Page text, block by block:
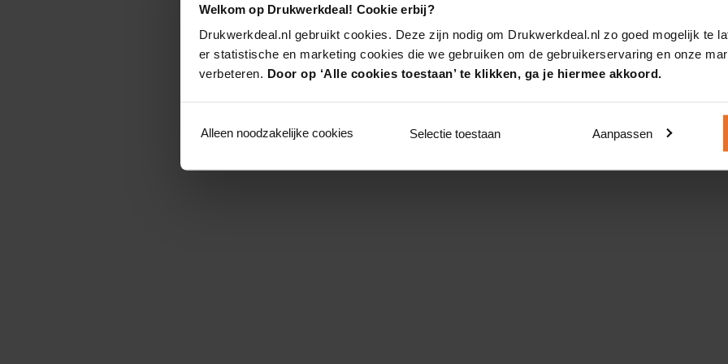
Welkom op Drukwerkdeal! Cookie erbij?
Drukwerkdeal.nl gebruikt cookies. Deze zijn nodig om Drukwerkdeal.nl zo goed mogelijk te
er statistische en marketing cookies die we gebruiken om de gebruikerservaring en onze
verbeteren. Door op ‘Alle cookies toestaan’ te klikken, ga je hiermee akkoord.
Alleen noodzakelijke cookies Selectie toestaan Aanpassen